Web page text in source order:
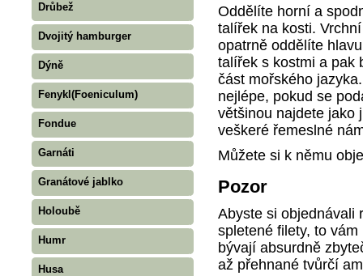
Drůbež
Dvojitý hamburger
Dýně
Fenykl(Foeniculum)
Fondue
Garnáti
Granátové jablko
Holoubě
Humr
Husa
Oddělíte horní a
talířek na kosti.
opatrně oddělíte
talířek s kostmi a pak
část mořského
nejlépe, pokud se
většinou najdete jako
veškeré řemeslné
Můžete si k němu
Pozor
Abyste si objednávali
spletené filety, to
bývají absurdně
až přehnané tvůrčí